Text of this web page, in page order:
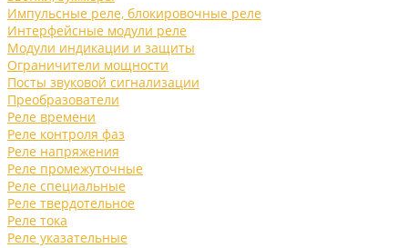
Импульсные реле, блокировочные реле
Интерфейсные модули реле
Модули индикации и защиты
Ограничители мощности
Посты звуковой сигнализации
Преобразователи
Реле времени
Реле контроля фаз
Реле напряжения
Реле промежуточные
Реле специальные
Реле твердотельное
Реле тока
Реле указательные